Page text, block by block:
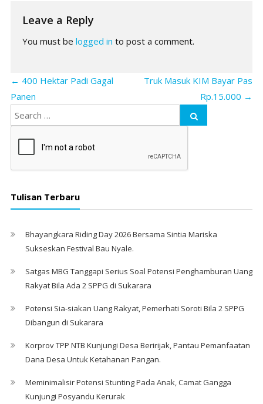
Leave a Reply
You must be logged in to post a comment.
← 400 Hektar Padi Gagal
Panen
Truk Masuk KIM Bayar Pas
Rp.15.000 →
Tulisan Terbaru
Bhayangkara Riding Day 2026 Bersama Sintia Mariska
Sukseskan Festival Bau Nyale. ‎
Satgas MBG Tanggapi Serius Soal Potensi Penghamburan Uang
Rakyat Bila Ada 2 SPPG di Sukarara
Potensi Sia-siakan Uang Rakyat, Pemerhati Soroti Bila 2 SPPG
Dibangun di Sukarara
Korprov TPP NTB Kunjungi Desa Beririjak, Pantau Pemanfaatan
Dana Desa Untuk Ketahanan Pangan.
Meminimalisir Potensi Stunting Pada Anak, Camat Gangga
Kunjungi Posyandu Kerurak